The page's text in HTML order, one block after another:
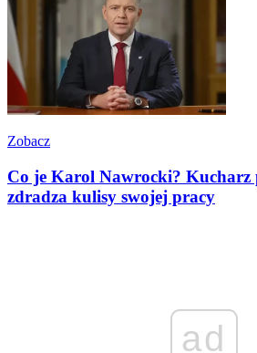
Zobacz
Co je Karol Nawrocki? Kucharz
zdradza kulisy swojej pracy
ad